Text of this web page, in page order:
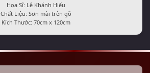
Họa Sĩ: Lê Khánh Hiếu
Chất Liệu: Sơn mài trên gỗ
Kích Thước: 70cm x 120cm